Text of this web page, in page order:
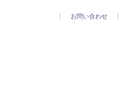
お問い合わせ